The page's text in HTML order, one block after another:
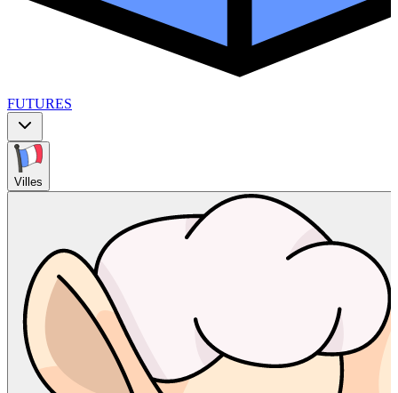
FUTURES
Villes